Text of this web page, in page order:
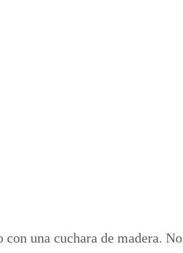
una cuchara de madera.